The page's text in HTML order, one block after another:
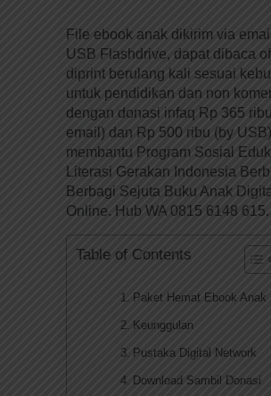
File ebook anak dikirim via
USB Flashdrive, dapat dibaca
diprint berulang kali sesuai
untuk pendidikan dan non
dengan donasi infaq Rp 365
email) dan Rp 500 ribu (by
membantu Program Sosial
Literasi Gerakan Indonesia
Berbagi Sejuta Buku Anak
Online. Hub WA 0815 6148 615.
Table of Contents
Paket Hemat Ebook Anak
Keunggulan
Pustaka Digital Network
Download Sambil Donasi